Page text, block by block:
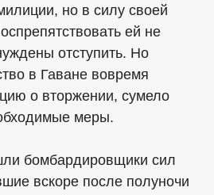
но в силу своей
ей не
отступить. Но
в Гаване вовремя
о вторжении, сумело
меры.
бомбардировщики сил
вскоре после полуночи